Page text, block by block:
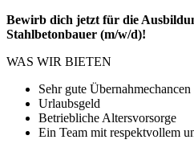
Bewirb dich jetzt für die
Stahlbetonbauer (m/w/d)!
WAS WIR BIETEN
Sehr gute Übernahmechancen
Urlaubsgeld
Betriebliche Altersvorsorge
Ein Team mit respektvollem